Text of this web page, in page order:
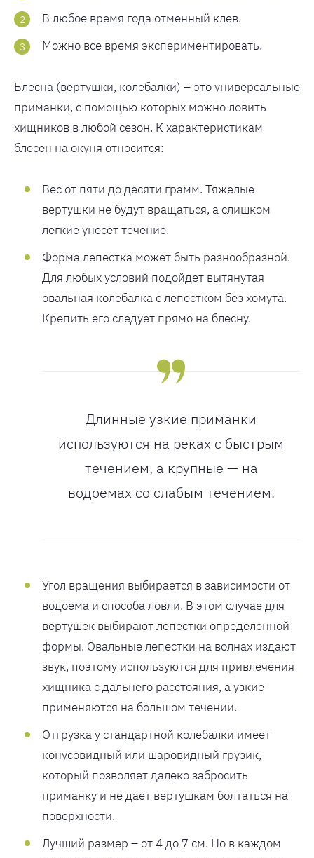
В любое время года отменный клев.
Можно все время экспериментировать.
Блесна (вертушки, колебалки) – это универсальные
приманки, с помощью которых можно ловить
хищников в любой сезон. К характеристикам
блесен на окуня относится:
Вес от пяти до десяти грамм. Тяжелые
вертушки не будут вращаться, а слишком
легкие унесет течение.
Форма лепестка может быть разнообразной.
Для любых условий подойдет вытянутая
овальная колебалка с лепестком без хомута.
Крепить его следует прямо на блесну.
Длинные узкие приманки
используются на реках с быстрым
течением, а крупные — на
водоемах со слабым течением.
Угол вращения выбирается в зависимости от
водоема и способа ловли. В этом случае для
вертушек выбирают лепестки определенной
формы. Овальные лепестки на волнах издают
звук, поэтому используются для привлечения
хищника с дальнего расстояния, а узкие
применяются на большом течении.
Отгрузка у стандартной колебалки имеет
конусовидный или шаровидный грузик,
который позволяет далеко забросить
приманку и не дает вертушкам болтаться на
поверхности.
Лучший размер – от 4 до 7 см. Но в каждом